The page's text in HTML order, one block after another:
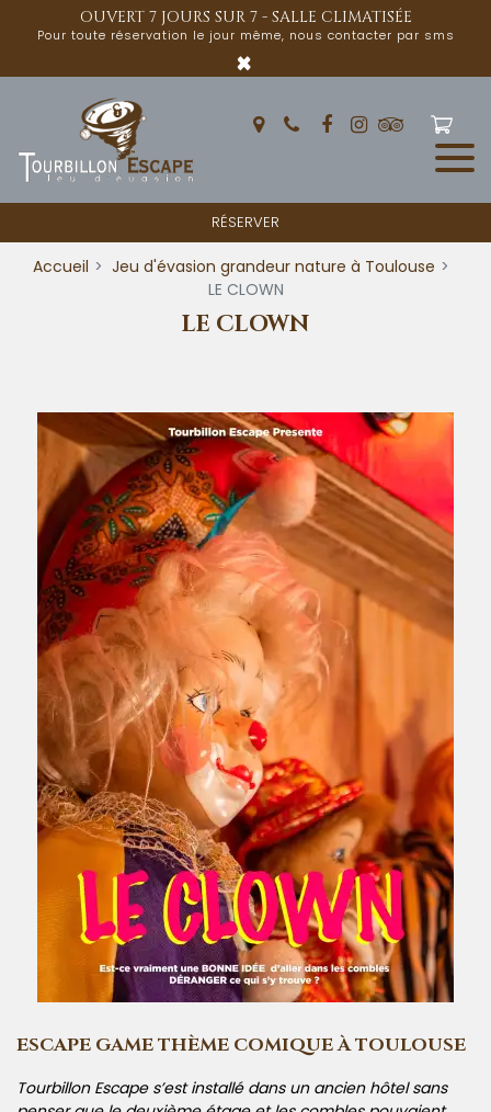
OUVERT 7 JOURS SUR 7 - SALLE CLIMATISÉE
Pour toute réservation le jour même, nous contacter par sms
×
RÉSERVER
Accueil
Jeu d'évasion grandeur nature à Toulouse
LE CLOWN
LE CLOWN
ESCAPE GAME THÈME COMIQUE À TOULOUSE
Tourbillon Escape s’est installé dans un ancien hôtel sans
Panneau de gestion des cookies